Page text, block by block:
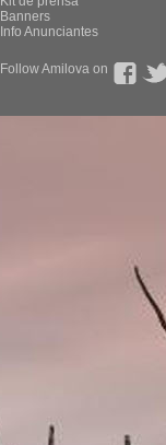
Banners
Info Anunciantes
Follow Amilova on